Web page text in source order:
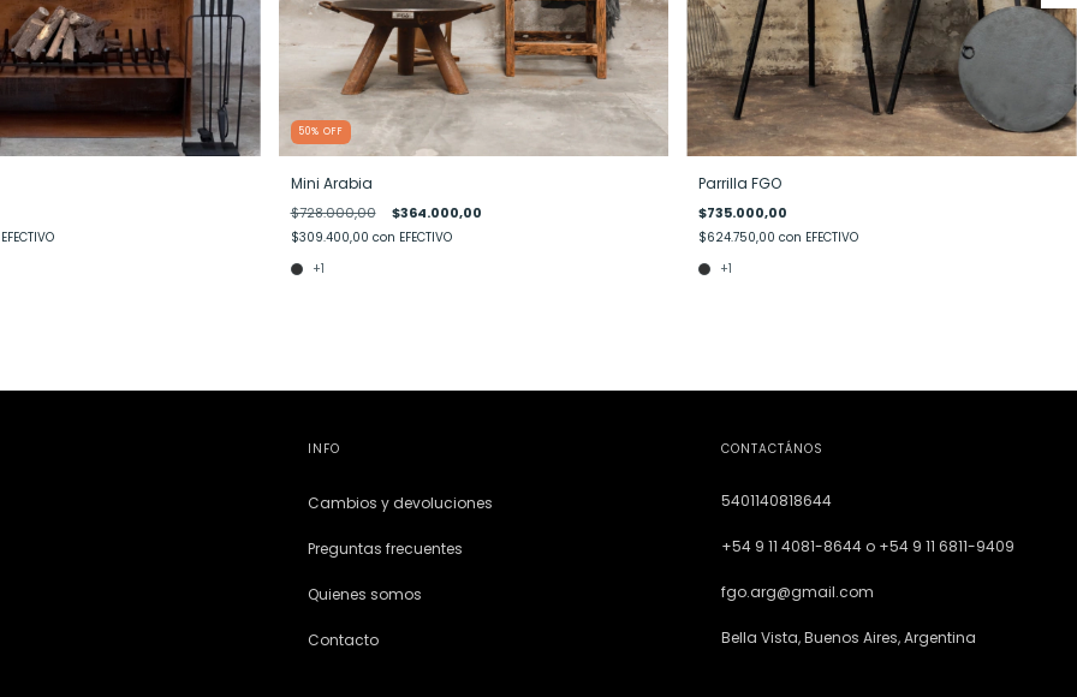
EFECTIVO
50% OFF
Mini Arabia
$728.000,00 $364.000,00
$309.400,00 con EFECTIVO
+1
Parrilla FGO
$735.000,00
$624.750,00con EFECTIVO
+1
INFO
Cambios y devoluciones
Preguntas frecuentes
Quienes somos
Contacto
CONTACTÁNOS
5401140818644
+54 9 11 4081-8644 o +54 9 11 6811-9409
fgo.arg@gmail.com
Bella Vista, Buenos Aires, Argentina